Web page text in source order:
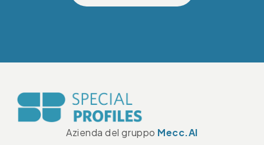
Azienda del gruppo Mecc.Al